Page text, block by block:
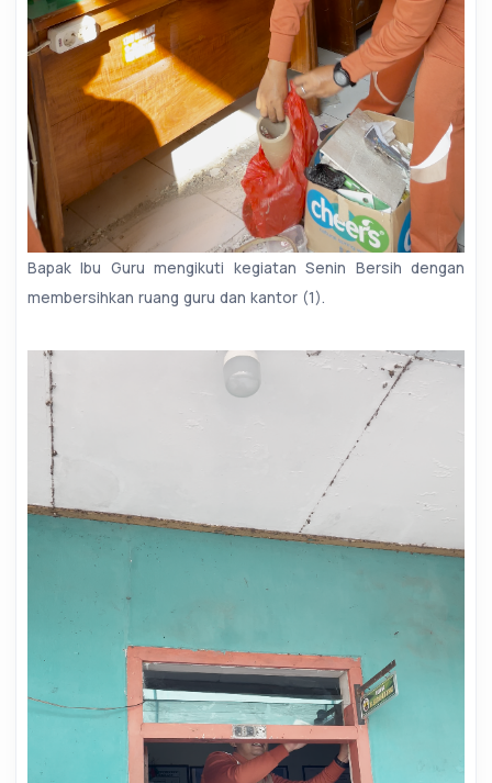
Bapak Ibu Guru mengikuti kegiatan Senin Bersih dengan
membersihkan ruang guru dan kantor (1).